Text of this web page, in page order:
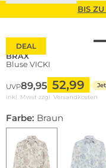
BIS
DEAL
BRAX
Bluse VICKI
UVP89,95 52,99
inkl. Mwst zzgl. Versandkosten
Farbe: Braun